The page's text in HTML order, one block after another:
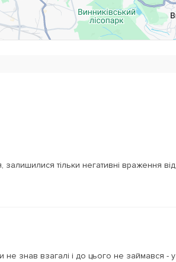
тільки негативні враження від
не знав взагалі і до цього не займався - у